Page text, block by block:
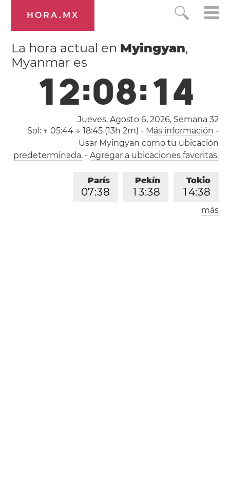
HORA.MX
La hora actual en Myingyan,
Myanmar es
12:08:14
Jueves, Agosto 6, 2026, Semana 32
Sol: ↑ 05:44 ↓ 18:45 (13h 2m) - Más información -
Usar Myingyan como tu ubicación
predeterminada.- Agregar a ubicaciones favoritas.
Tokio
1 4:38
Pekín
1 3:38
París
07:38
Londres
más